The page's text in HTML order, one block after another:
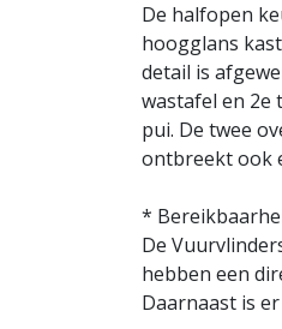
De halfopen
hoogglans
detail is
wastafel en 2e
pui. De twee
ontbreekt ook
*
De
hebben een
Daarnaast is